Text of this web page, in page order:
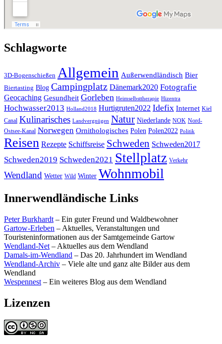
Schlagworte
3D-Bogenschießen Allgemein Außerwendländisch Bier
Biertasting Blog Campingplatz Dänemark2020 Fotografie
Geocaching Gesundheit Gorleben Heimselbsttherapie Hizentra
Hochwasser2013 Holland2018 Hurtigruten2022 Idefix Internet Kiel
Canal Kulinarisches Landvergnügen Natur Niederlande NOK Nord-
Ostsee-Kanal Norwegen Ornithologisches Polen Polen2022 Politik
Reisen Rezepte Schiffsreise Schweden Schweden2017
Schweden2019 Schweden2021 Stellplatz Verkehr
Wendland Wetter Wild Winter Wohnmobil
Innerwendländische Links
Peter Burkhardt – Ein guter Freund und Waldbewohner
Gartow-Erleben – Aktuelles, Veranstaltungen und
Touristeninformationen aus der Samtgemeinde Gartow
Wendland-Net – Aktuelles aus dem Wendland
Damals-im-Wendland – Das 20. Jahrhundert im Wendland
Wendland-Archiv – Viele alte und ganz alte Bilder aus dem
Wendland
Wespennest – Ein weiteres Blog aus dem Wendland
Lizenzen